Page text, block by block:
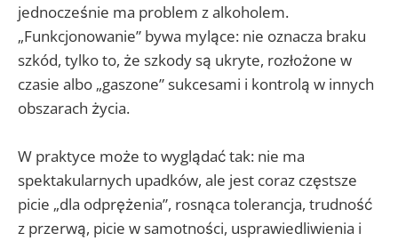
jednocześnie ma problem z alkoholem.
„Funkcjonowanie” bywa mylące: nie oznacza braku
szkód, tylko to, że szkody są ukryte, rozłożone w
czasie albo „gaszone” sukcesami i kontrolą w innych
obszarach życia.
W praktyce może to wyglądać tak: nie ma
spektakularnych upadków, ale jest coraz częstsze
picie „dla odprężenia”, rosnąca tolerancja, trudność
z przerwą, picie w samotności, usprawiedliwienia i